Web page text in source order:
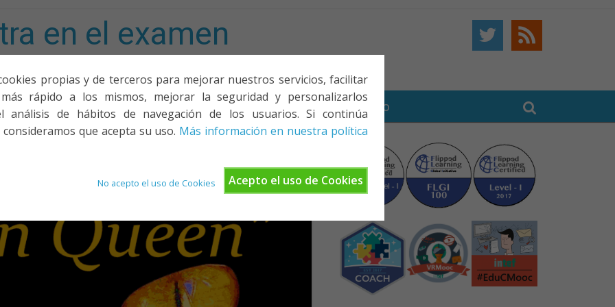
propias y de terceros para mejorar nuestros servicios, facilitar
rápido a los mismos, mejorar la seguridad y personalizarlos
análisis de hábitos de navegación de los usuarios. Si continúa
que acepta su uso. Más información en nuestra política
Acepto el uso de Cookies
No acepto el uso de Cookies
en el examen
PONENCIAS Y CURSOS ¿QUIÉNES SOMOS? YOUTUBE CONTACTO